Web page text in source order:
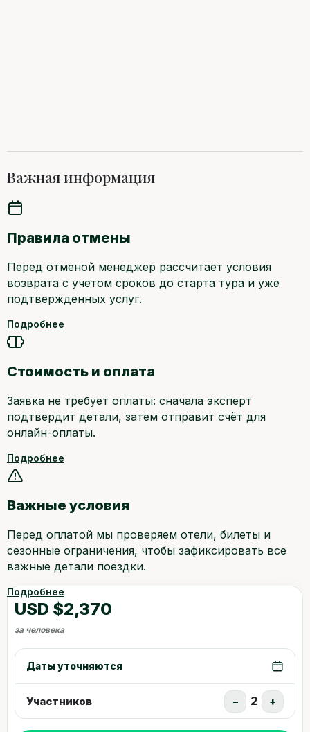
Важная информация
Правила отмены
Перед отменой менеджер рассчитает условия
возврата с учетом сроков до старта тура и уже
подтвержденных услуг.
Подробнее
Стоимость и оплата
Заявка не требует оплаты: сначала эксперт
подтвердит детали, затем отправит счёт для
онлайн-оплаты.
Подробнее
Важные условия
Перед оплатой мы проверяем отели, билеты и
сезонные ограничения, чтобы зафиксировать все
важные детали поездки.
Подробнее
USD $2,370
за человека
Даты уточняются
Участников − 2 +